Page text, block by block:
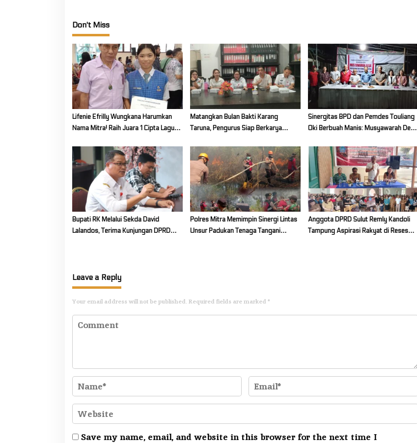
Don't Miss
Lifenie Efrilly Wungkana Harumkan
Nama Mitra! Raih Juara 1 Cipta Lagu
Matangkan Bulan Bakti Karang
Taruna, Pengurus Siap Berkarya
Sinergitas BPD dan Pemdes Touliang
Oki Berbuah Manis: Musyawarah Desa
Bupati RK Melalui Sekda David
Lalandos, Terima Kunjungan DPRD
Polres Mitra Memimpin Sinergi Lintas
Unsur Padukan Tenaga Tangani
Anggota DPRD Sulut Remly Kandoli
Tampung Aspirasi Rakyat di Reses
Leave a Reply
Your email address will not be published. Required fields are marked *
Save my name, email, and website in this browser for the next time I